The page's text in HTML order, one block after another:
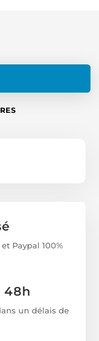
Paypal 100%
48h
un délais de